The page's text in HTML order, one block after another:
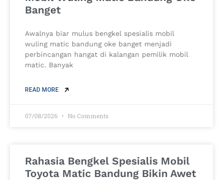
Banget
Awalnya biar mulus bengkel spesialis mobil
wuling matic bandung oke banget menjadi
perbincangan hangat di kalangan pemilik mobil
matic. Banyak
READ MORE
07/08/2026 No Comments
Rahasia Bengkel Spesialis Mobil
Toyota Matic Bandung Bikin Awet